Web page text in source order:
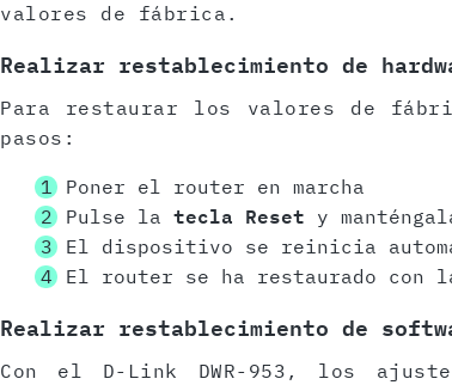
valores de fábrica.
Realizar restablecimiento de
Para restaurar los valores de
pasos:
Poner el router en marcha
Pulse la tecla Reset y
El dispositivo se reinicia
El router se ha restaurado con
Realizar restablecimiento de
Con el D-Link DWR-953, los